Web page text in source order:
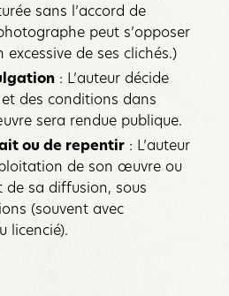
sans l’accord de
peut s’opposer
de ses clichés.)
: L’auteur décide
des conditions dans
sera rendue publique.
ou de repentir : L’auteur
de son œuvre ou
de sa diffusion, sous
(souvent avec
licencié).